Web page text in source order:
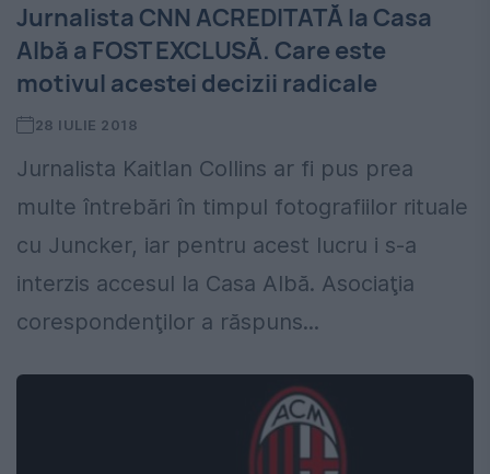
Jurnalista CNN ACREDITATĂ la Casa
Albă a FOST EXCLUSĂ. Care este
motivul acestei decizii radicale
28 IULIE 2018
Jurnalista Kaitlan Collins ar fi pus prea
multe întrebări în timpul fotografiilor rituale
cu Juncker, iar pentru acest lucru i s-a
interzis accesul la Casa Albă. Asociaţia
corespondenţilor a răspuns...